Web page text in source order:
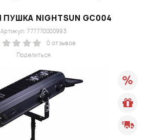
NIGHTSUN GC004
Поделиться
Артикул: 777770000993
0 отзывов